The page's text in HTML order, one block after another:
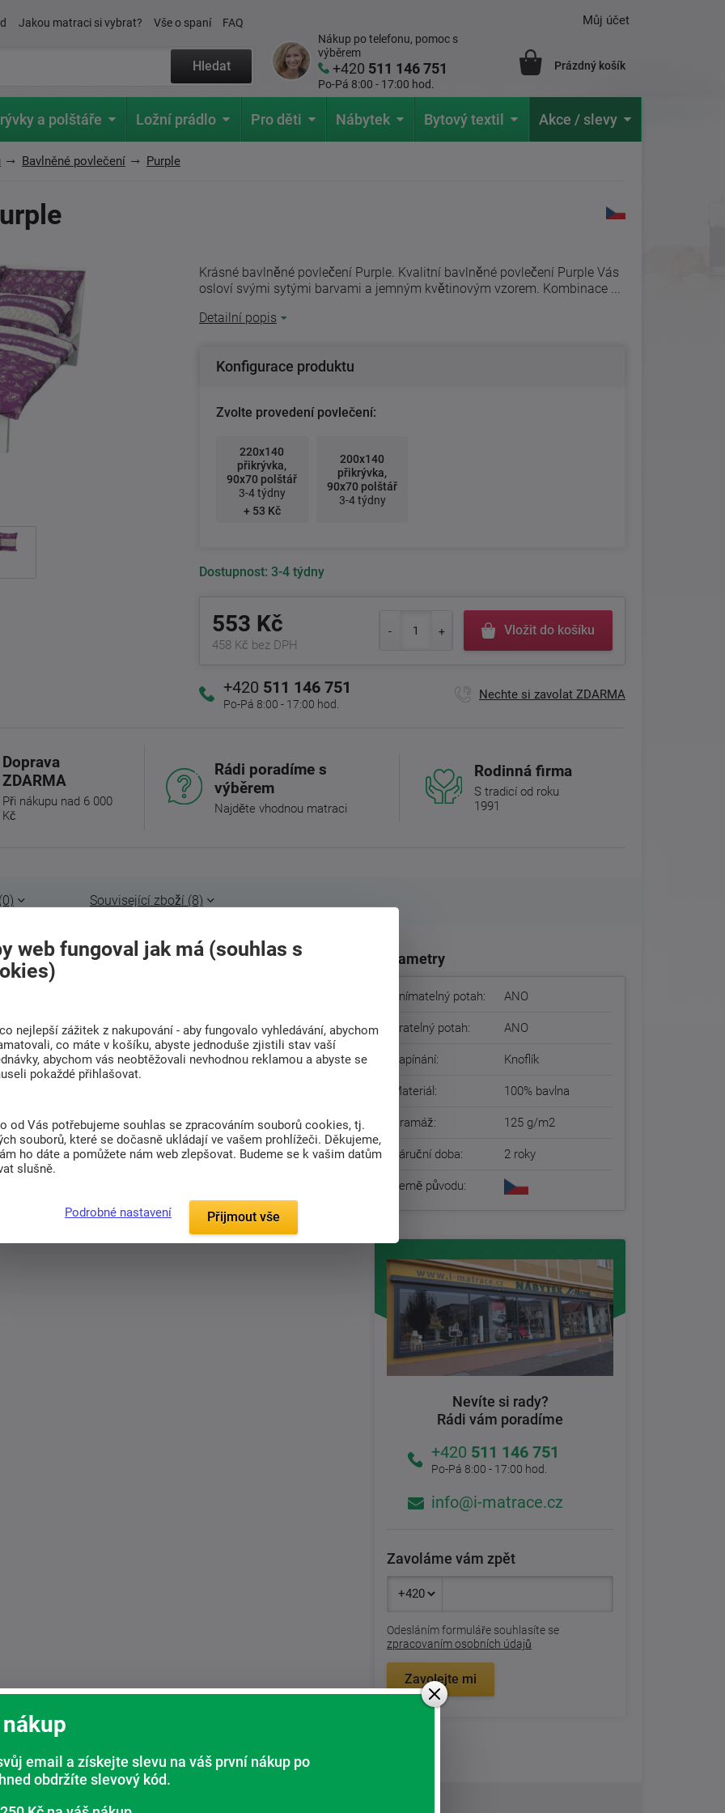
Jakou matraci si vybrat? Vše o spaní FAQ
Hledat
Nákup po telefonu, pomoc s
výběrem
+420 511 146 751
Po-Pá 8:00 - 17:00 hod.
Můj účet
Prázdný košík
a polštáře Ložní prádlo Pro děti Nábytek Bytový textil Akce / slevy
Bavlněné povlečení Purple
Krásné bavlněné povlečení Purple. Kvalitní bavlněné povlečení Purple Vás
osloví svými sytými barvami a jemným květinovým vzorem. Kombinace ...
Detailní popis
Konfigurace produktu
Zvolte provedení povlečení:
220x140
přikrývka,
90x70 polštář
3-4 týdny
+ 53 Kč
200x140
přikrývka,
90x70 polštář
3-4 týdny
Dostupnost: 3-4 týdny
553 Kč
458 Kč bez DPH
Vložit do košíku
+420 511 146 751
Po-Pá 8:00 - 17:00 hod.
Nechte si zavolat ZDARMA
Doprava
ZDARMA
Při nákupu nad 6 000
Kč
Rádi poradíme s
výběrem
Najděte vhodnou matraci
Rodinná firma
S tradicí od roku
1991
Související zboží (8)
sytými barvami a jemným květinovým
povlečení luxusní vzhled.
cm jsou šité z metráže, díky
na povlaku nebude žádný vzor).
vysokou hustotou přízí a jemností, stálá
naruby, bez bělidel, bez chemických čistidel.
Parametry
Snímatelný potah: ANO
Pratelný potah: ANO
Zapínání: Knoflík
Materiál: 100% bavlna
Gramáž: 125 g/m2
Záruční doba: 2 roky
Země původu:
Nevíte si rady?
Rádi vám poradíme
+420 511 146 751
Po-Pá 8:00 - 17:00 hod.
info@i-matrace.cz
Zavoláme vám zpět
Odesláním formuláře souhlasíte se
zpracovaním osobních údajů
Zavolejte mi
(3940)
email a získejte slevu na váš první nákup po
obdržíte slevový kód.
web fungoval jak má (souhlas s
nejlepší zážitek z nakupování - aby fungovalo vyhledávání, abychom
co máte v košíku, abyste jednoduše zjistili stav vaší
abychom vás neobtěžovali nevhodnou reklamou a abyste se
pokaždé přihlašovat.
od Vás potřebujeme souhlas se zpracováním souborů cookies, tj.
souborů, které se dočasně ukládají ve vašem prohlížeči. Děkujeme,
ho dáte a pomůžete nám web zlepšovat. Budeme se k vašim datům
slušně.
Podrobné nastavení Přijmout vše